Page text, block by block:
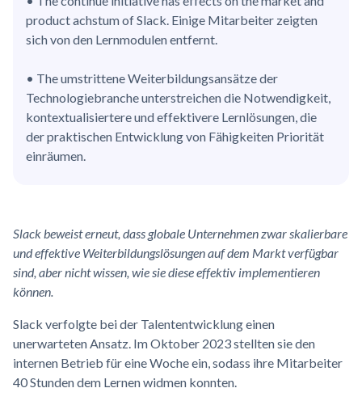
product achstum of Slack. Einige Mitarbeiter zeigten
sich von den Lernmodulen entfernt.
• The umstrittene Weiterbildungsansätze der
Technologiebranche unterstreichen die Notwendigkeit,
kontextualisiertere und effektivere Lernlösungen, die
der praktischen Entwicklung von Fähigkeiten Priorität
einräumen.
Slack beweist erneut, dass globale Unternehmen zwar skalierbare
und effektive Weiterbildungslösungen auf dem Markt verfügbar
sind, aber nicht wissen, wie sie diese effektiv implementieren
können.
Slack verfolgte bei der Talententwicklung einen
unerwarteten Ansatz. Im Oktober 2023 stellten sie den
internen Betrieb für eine Woche ein, sodass ihre Mitarbeiter
40 Stunden dem Lernen widmen konnten.